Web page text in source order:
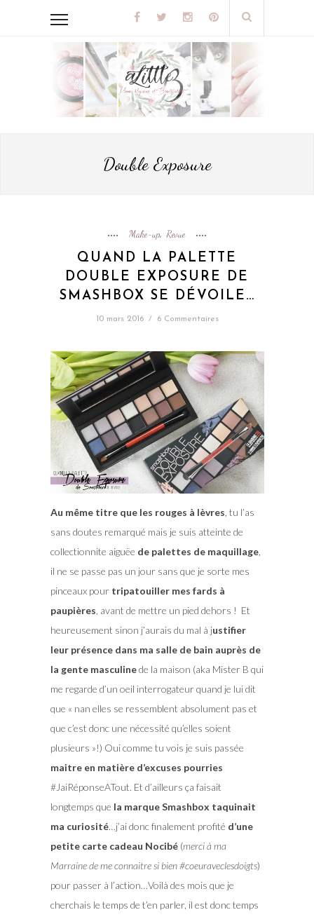
Double Exposure
Make-up, Revue
QUAND LA PALETTE
DOUBLE EXPOSURE DE
SMASHBOX SE DÉVOILE…
10 mars 2016 / 6 Commentaires
Au même titre que les rouges à lèvres , tu l’as
sans doutes remarqué mais je suis atteinte de
collectionnite aiguëe de palettes de maquillage,
il ne se passe pas un jour sans que je sorte mes
pinceaux pour tripatouiller mes fards à
paupières , avant de mettre un pied dehors ! Et
heureusement sinon j’aurais du mal à justifier
leur présence dans ma salle de bain auprès de
la gente masculinede la maison (aka Mister B qui
me regarde d’un oeil interrogateur quand je lui dit
que « nan elles se ressemblent absolument pas et
que c’est donc une nécessité qu’elles soient
plusieurs »!) Oui comme tu vois je suis passée
maitre en matière d’excuses pourries
#JaiRéponseATout. Et d’ailleurs ça faisait
longtemps que la marque Smashbox taquinait
ma curiosité…j’ai donc finalement profité d’une
petite carte cadeau Nocibé(merci à ma
Marraine de me connaitre si bien #coeuraveclesdoigts)
pour passer à l’action…Voilà des mois que je
cherchais le temps de t’en parler, il est donc temps